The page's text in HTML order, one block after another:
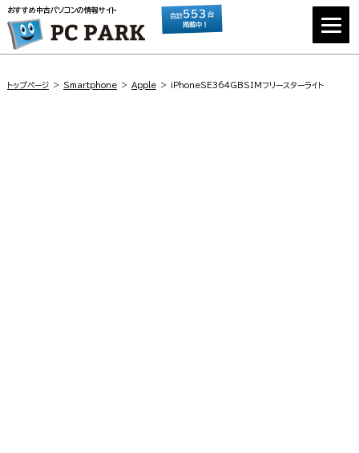
おすすめ中古パソコンの情報サイト
合計553 台
掲載中！
トップページ Smartphone Apple iPhoneSE364GBSIMフリースターライト